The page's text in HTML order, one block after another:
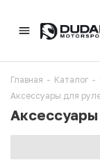
Главная - Каталог -
Аксессуары для